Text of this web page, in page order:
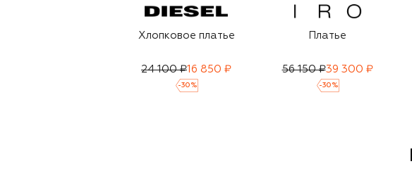
Хлопковое платье
24 100 ₽16 850 ₽
-30 %
Платье
56 150 ₽39 300 ₽
-30 %